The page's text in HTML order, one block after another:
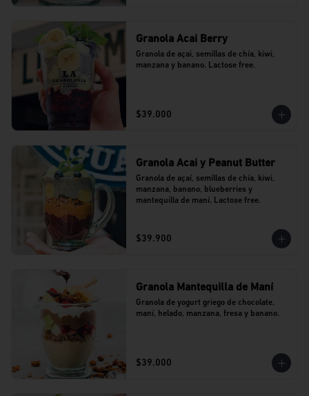
Granola Acai Berry
Granola de açai, semillas de chía, kiwi,
manzana y banano. Lactose free.
$39.000
Granola Acai y Peanut Butter
Granola de açaí, semillas de chía, kiwi,
manzana, banano, blueberries y
mantequilla de maní. Lactose free.
$39.900
Granola Mantequilla de Maní
Granola de yogurt griego de chocolate,
maní, helado, manzana, fresa y banano.
$39.000